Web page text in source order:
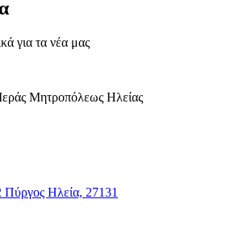
για τα νέα μας
Μητροπόλεως Ηλείας
Ηλεία, 27131